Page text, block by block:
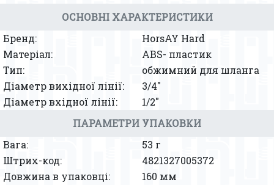
ОСНОВНІ ХАРАКТЕРИСТИКИ
Бренд:
HorsAY Hard
Матеріал:
ABS- пластик
Тип:
обжимний для шланга
Діаметр вихідної лінії:
3/4″
Діаметр вхідної лінії:
1/2″
ПАРАМЕТРИ УПАКОВКИ
Вага:
53 г
Штрих-код:
4821327005372
Довжина в упаковці:
160 мм